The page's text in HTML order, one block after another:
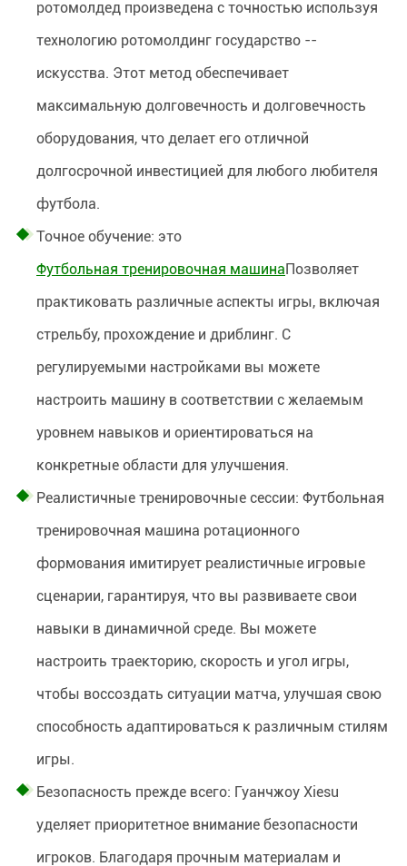
ротомолдед произведена с точностью используя
технологию ротомолдинг государство --
искусства. Этот метод обеспечивает
максимальную долговечность и долговечность
оборудования, что делает его отличной
долгосрочной инвестицией для любого любителя
футбола.
Точное обучение: это
Футбольная тренировочная машинаПозволяет
практиковать различные аспекты игры, включая
стрельбу, прохождение и дриблинг. С
регулируемыми настройками вы можете
настроить машину в соответствии с желаемым
уровнем навыков и ориентироваться на
конкретные области для улучшения.
Реалистичные тренировочные сессии: Футбольная
тренировочная машина ротационного
формования имитирует реалистичные игровые
сценарии, гарантируя, что вы развиваете свои
навыки в динамичной среде. Вы можете
настроить траекторию, скорость и угол игры,
чтобы воссоздать ситуации матча, улучшая свою
способность адаптироваться к различным стилям
игры.
Безопасность прежде всего: Гуанчжоу Xiesu
уделяет приоритетное внимание безопасности
игроков. Благодаря прочным материалам и